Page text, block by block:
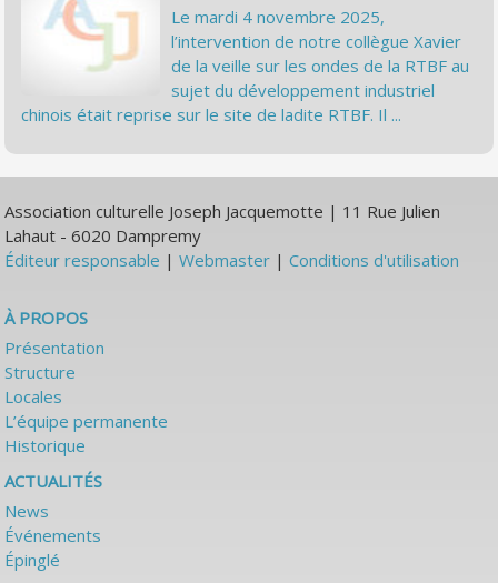
Le mardi 4 novembre 2025,
l’intervention de notre collègue Xavier
de la veille sur les ondes de la RTBF au
sujet du développement industriel
chinois était reprise sur le site de ladite RTBF. Il ...
Association culturelle Joseph Jacquemotte | 11 Rue Julien
Lahaut - 6020 Dampremy
Éditeur responsable |Webmaster |Conditions d'utilisation
À PROPOS
Présentation
Structure
Locales
L’équipe permanente
Historique
ACTUALITÉS
News
Événements
Épinglé